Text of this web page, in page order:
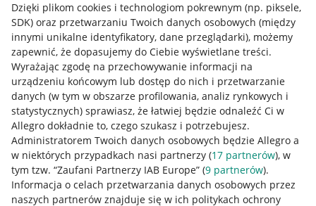
Dzięki plikom cookies i technologiom pokrewnym (np. piksele,
SDK) oraz przetwarzaniu Twoich danych osobowych (między
innymi unikalne identyfikatory, dane przeglądarki), możemy
zapewnić, że dopasujemy do Ciebie wyświetlane treści.
Wyrażając zgodę na przechowywanie informacji na
urządzeniu końcowym lub dostęp do nich i przetwarzanie
danych (w tym w obszarze profilowania, analiz rynkowych i
statystycznych) sprawiasz, że łatwiej będzie odnaleźć Ci w
Allegro dokładnie to, czego szukasz i potrzebujesz.
Administratorem Twoich danych osobowych będzie Allegro a
w niektórych przypadkach nasi partnerzy (17 partnerów), w
tym tzw. “Zaufani Partnerzy IAB Europe” (9 partnerów).
Informacja o celach przetwarzania danych osobowych przez
naszych partnerów znajduje się w ich politykach ochrony
Przydatne informacje